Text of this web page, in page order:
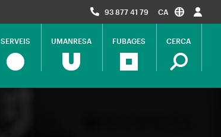
93 877 41 79 CA
SERVEIS UMANRESA FUBAGES CERCA